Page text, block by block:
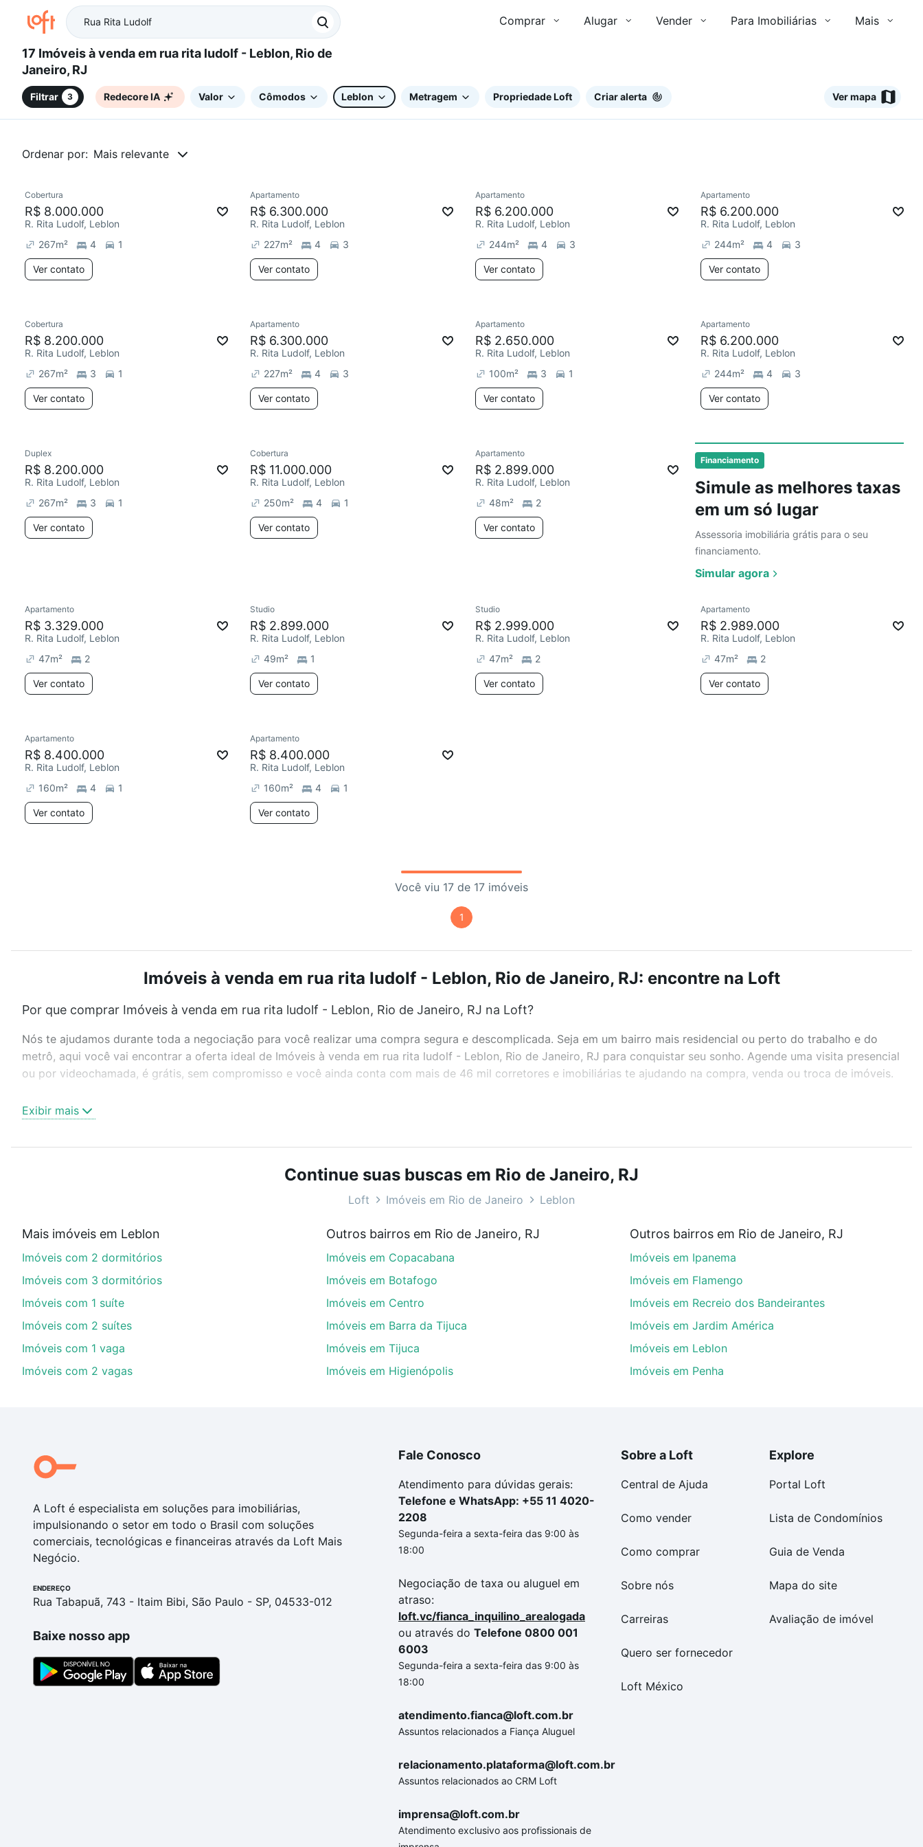
Comprar Alugar Vender Para Imobiliárias Mais
17 Imóveis à venda em rua rita ludolf - Leblon, Rio de
Janeiro, RJ
Filtrar 3 Redecore IA Valor Cômodos Leblon Metragem Propriedade Loft Criar alerta Ver mapa
Ordenar por: Mais relevante
Financiamento
Simule as melhores taxas
em um só lugar
Assessoria imobiliária grátis para o seu
financiamento.
Simular agora
Redecorar
Cobertura
R$ 8.000.000
R. Rita Ludolf, Leblon
267m² 4 1
Ver contato
Chegou este mês
Apartamento
R$ 6.300.000
R. Rita Ludolf, Leblon
227m² 4 3
Ver contato
Redecorar
Apartamento
R$ 6.200.000
R. Rita Ludolf, Leblon
244m² 4 3
Ver contato
Redecorar
Apartamento
R$ 6.200.000
R. Rita Ludolf, Leblon
244m² 4 3
Ver contato
Redecorar
Cobertura
R$ 8.200.000
R. Rita Ludolf, Leblon
267m² 3 1
Ver contato
Redecorar
Apartamento
R$ 6.300.000
R. Rita Ludolf, Leblon
227m² 4 3
Ver contato
Redecorar
Apartamento
R$ 2.650.000
R. Rita Ludolf, Leblon
100m² 3 1
Ver contato
Redecorar
Apartamento
R$ 6.200.000
R. Rita Ludolf, Leblon
244m² 4 3
Ver contato
Redecorar
Ver
Duplex
R$ 8.200.000
R. Rita Ludolf, Leblon
267m² 3 1
Ver contato
Chegou este mês
Cobertura
R$ 11.000.000
R. Rita Ludolf, Leblon
250m² 4 1
Ver contato
Redecorar
Apartamento
R$ 2.899.000
R. Rita Ludolf, Leblon
48m² 2
Ver contato
Chegou este mês
Apartamento
R$ 3.329.000
R. Rita Ludolf, Leblon
47m² 2
Ver contato
Studio
R$ 2.899.000
R. Rita Ludolf, Leblon
49m² 1
Ver contato
Studio
R$ 2.999.000
R. Rita Ludolf, Leblon
47m² 2
Ver contato
Apartamento
R$ 2.989.000
R. Rita Ludolf, Leblon
47m² 2
Ver contato
Apartamento
R$ 8.400.000
R. Rita Ludolf, Leblon
160m² 4 1
Ver contato
Apartamento
R$ 8.400.000
R. Rita Ludolf, Leblon
160m² 4 1
Ver contato
Você viu 17 de 17 imóveis
1
Imóveis à venda em rua rita ludolf - Leblon, Rio de Janeiro, RJ: encontre na Loft
Por que comprar Imóveis à venda em rua rita ludolf - Leblon, Rio de Janeiro, RJ na Loft?
Nós te ajudamos durante toda a negociação para você realizar uma compra segura e descomplicada. Seja em um bairro mais residencial ou perto do trabalho e do
metrô, aqui você vai encontrar a oferta ideal de Imóveis à venda em rua rita ludolf - Leblon, Rio de Janeiro, RJ para conquistar seu sonho. Agende uma visita presencial
ou por videochamada, é grátis, sem compromisso e você ainda conta com mais de 46 mil corretores e imobiliárias te ajudando na compra, venda ou troca de imóveis.
ou sem vaga de garagem para combinar perfeitamente com o preço, metragem e comodidades, como piscina, academia, salão de festas ou área verde e encontrar
Imóveis à venda em rua rita ludolf - Leblon, Rio de Janeiro, RJ ideal para você na Loft.
Qual o preço de Imóveis à venda em rua rita ludolf - Leblon, Rio de Janeiro, RJ?
Aqui na Loft temos a oferta ideal para você, com Imóveis à venda em rua rita ludolf - Leblon, Rio de Janeiro, RJ que custam a partir de R$ 0 e com nossas opções de
financiamento imobiliário as parcelas podem se adequar ao seu orçamento. Se ainda tem alguma dúvida dos custos envolvidos no processo de compra, veja em nosso
portal quanto custa comprar um apartamento e conte com a gente para comprar o imóvel dos seus sonhos com segurança e conforto. Loft, com você até as chaves.
Exibir mais
Continue suas buscas em Rio de Janeiro, RJ
Loft Imóveis em Rio de Janeiro Leblon
Mais imóveis em Leblon
Imóveis com 2 dormitórios
Imóveis com 3 dormitórios
Imóveis com 1 suíte
Imóveis com 2 suítes
Imóveis com 1 vaga
Imóveis com 2 vagas
Outros bairros em Rio de Janeiro, RJ
Imóveis em Copacabana
Imóveis em Botafogo
Imóveis em Centro
Imóveis em Barra da Tijuca
Imóveis em Tijuca
Imóveis em Higienópolis
Outros bairros em Rio de Janeiro, RJ
Imóveis em Ipanema
Imóveis em Flamengo
Imóveis em Recreio dos Bandeirantes
Imóveis em Jardim América
Imóveis em Leblon
Imóveis em Penha
A Loft é especialista em soluções para imobiliárias,
impulsionando o setor em todo o Brasil com soluções
comerciais, tecnológicas e financeiras através da Loft Mais
Negócio.
ENDEREÇO
Rua Tabapuã, 743 - Itaim Bibi, São Paulo - SP, 04533-012
Baixe nosso app
Fale Conosco
Atendimento para dúvidas gerais:
Telefone e WhatsApp: +55 11 4020-
2208
Segunda-feira a sexta-feira das 9:00 às
18:00
Negociação de taxa ou aluguel em
atraso:
loft.vc/fianca_inquilino_arealogada
ou através do Telefone 0800 001
6003
Segunda-feira a sexta-feira das 9:00 às
18:00
atendimento.fianca@loft.com.br
Assuntos relacionados a Fiança Aluguel
relacionamento.plataforma@loft.com.br
Assuntos relacionados ao CRM Loft
imprensa@loft.com.br
Atendimento exclusivo aos profissionais de
Sobre a Loft
Central de Ajuda
Como vender
Como comprar
Sobre nós
Carreiras
Quero ser fornecedor
Loft México
Explore
Portal Loft
Lista de Condomínios
Guia de Venda
Mapa do site
Avaliação de imóvel